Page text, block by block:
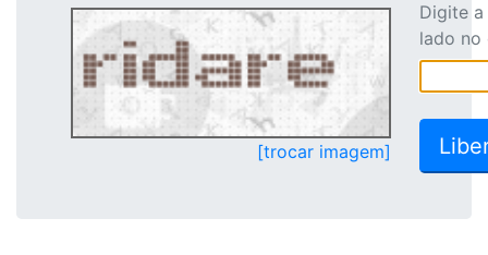
[trocar imagem]
Digite
lado no